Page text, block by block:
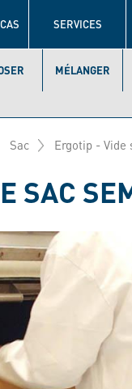
SERVICES
MÉLANGER
Sac Ergotip - Vide
SAC